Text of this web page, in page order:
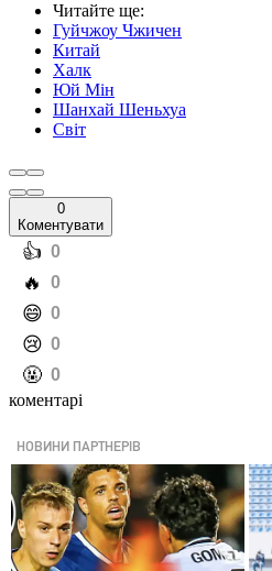
Читайте ще:
Гуйчжоу Чжичен
Китай
Халк
Юй Мін
Шанхай Шеньхуа
Світ
0
Коментувати
️👍 0
️🔥 0
️😄 0
️😢 0
️🤬 0
коментарі